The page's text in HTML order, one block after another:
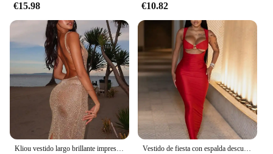
€15.98 €10.82
Kliou vestido largo brillante impresionante mujer sólido verano malla fina transparente espalda descubierta sin mangas ceñido al cuerpo Mujer elegante Vestidos de moda Vestido de fiesta con espalda descubierta y gato extraño, Sexy, ajustado, sin mangas, con cuello bajo, cierre de anillo, elegante, para banquete de cumpleaños, Rave, ceñido